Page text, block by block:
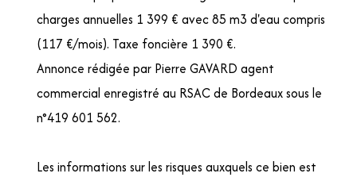
charges annuelles 1 399 € avec 85 m3 d'eau compris
(117 €/mois). Taxe foncière 1 390 €.
Annonce rédigée par Pierre GAVARD agent
commercial enregistré au RSAC de Bordeaux sous le
n°419 601 562.
Les informations sur les risques auxquels ce bien est